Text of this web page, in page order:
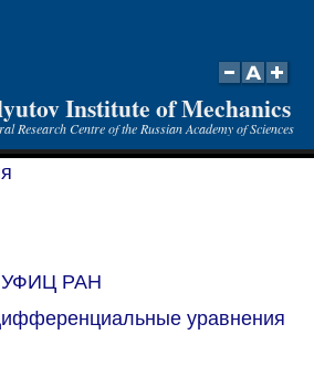
Institute of Mechanics
Research Centre of the Russian Academy of Sciences
УФИЦ РАН
уравнения